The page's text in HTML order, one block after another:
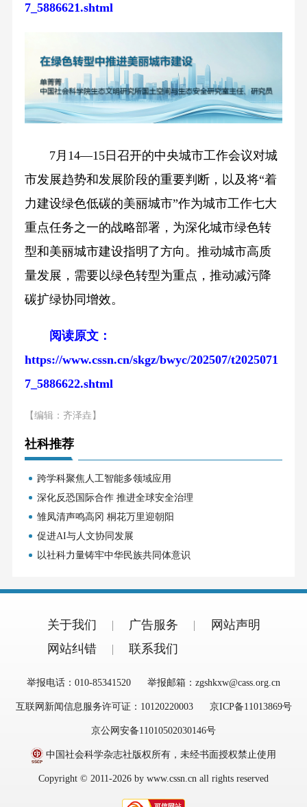
7_5886621.shtml
7月14—15日召开的中央城市工作会议对城
市发展趋势和发展阶段的重要判断，以及将“着
力建设绿色低碳的美丽城市”作为城市工作七大
重点任务之一的战略部署，为深化城市绿色转
型和美丽城市建设指明了方向。推动城市高质
量发展，需要以绿色转型为重点，推动减污降
碳扩绿协同增效。
阅读原文：
https://www.cssn.cn/skgz/bwyc/202507/t2025071
7_5886622.shtml
【编辑：齐泽垚】
社科推荐
跨学科聚焦人工智能多领域应用
深化反恐国际合作 推进全球安全治理
雏凤清声鸣高冈 桐花万里迎朝阳
促进AI与人文协同发展
以社科力量铸牢中华民族共同体意识
关于我们 广告服务
网站声明
网站纠错
联系我们
举报电话：010-85341520 举报邮箱：zgshkxw@cass.org.cn
互联网新闻信息服务许可证：10120220003 京ICP备11013869号
京公网安备11010502030146号
中国社会科学杂志社版权所有，未经书面授权禁止使用
Copyright © 2011-2026 by www.cssn.cn all rights reserved